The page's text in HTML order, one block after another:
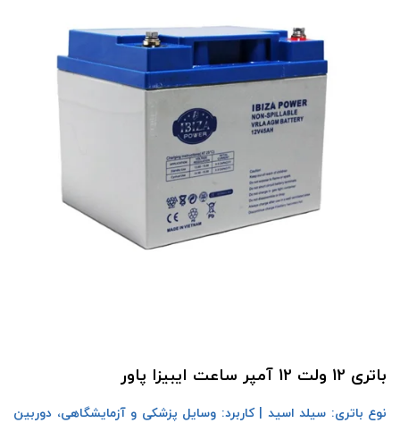
باتری 12 ولت 12 آمپر ساعت ایبیزا پاور
نوع باتری: سیلد اسید | کاربرد: وسایل پزشکی و آزمایشگاهی، دوربین